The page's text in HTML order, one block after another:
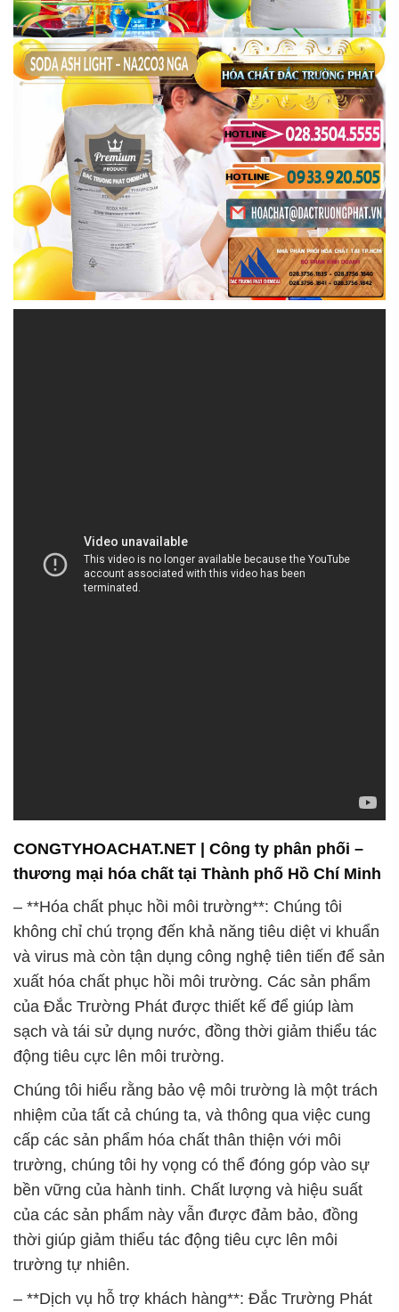
CONGTYHOACHAT.NET | Công ty phân phối –
thương mại hóa chất tại Thành phố Hồ Chí Minh
– **Hóa chất phục hồi môi trường**: Chúng tôi
không chỉ chú trọng đến khả năng tiêu diệt vi khuẩn
và virus mà còn tận dụng công nghệ tiên tiến để sản
xuất hóa chất phục hồi môi trường. Các sản phẩm
của Đắc Trường Phát được thiết kế để giúp làm
sạch và tái sử dụng nước, đồng thời giảm thiểu tác
động tiêu cực lên môi trường.
Chúng tôi hiểu rằng bảo vệ môi trường là một trách
nhiệm của tất cả chúng ta, và thông qua việc cung
cấp các sản phẩm hóa chất thân thiện với môi
trường, chúng tôi hy vọng có thể đóng góp vào sự
bền vững của hành tinh. Chất lượng và hiệu suất
của các sản phẩm này vẫn được đảm bảo, đồng
thời giúp giảm thiểu tác động tiêu cực lên môi
trường tự nhiên.
– **Dịch vụ hỗ trợ khách hàng**: Đắc Trường Phát